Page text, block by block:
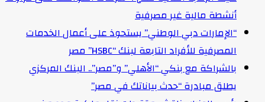
أنشطة مالية غير مصرفية
“الإمارات دبي الوطني” يستحوذ على أعمال الخدمات
المصرفية للأفراد التابعة لبنك “HSBC” مصر
بالشراكة مع بنكي “الأهلي” و”مصر”.. البنك المركزي
يطلق مبادرة “حدث بياناتك في مصر”